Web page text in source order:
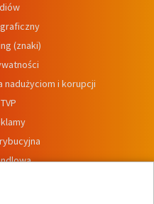
(znaki)
nadużyciom i korupcji